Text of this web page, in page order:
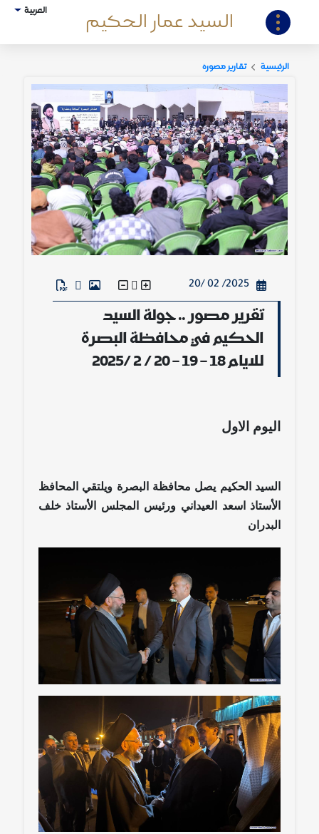
العربية السيد عمار الحكيم
الرئيسية تقارير مصورة
2025/ 02 /20
تقرير مصور .. جولة السيد
الحكيم في محافظة البصرة
للايام 18 – 19 – 20 / 2 /2025
اليوم الاول
السيد الحكيم يصل محافظة البصرة ويلتقي المحافظ
الأستاذ اسعد العيداني ورئيس المجلس الأستاذ خلف
البدران